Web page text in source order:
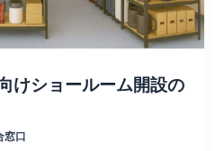
けショールーム開設の
窓口